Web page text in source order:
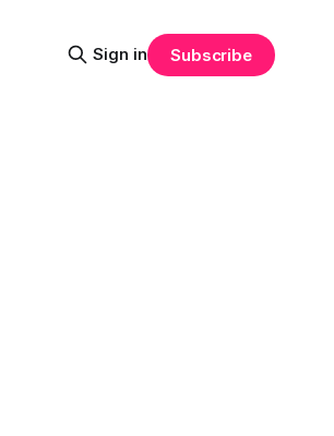
Sign in Subscribe